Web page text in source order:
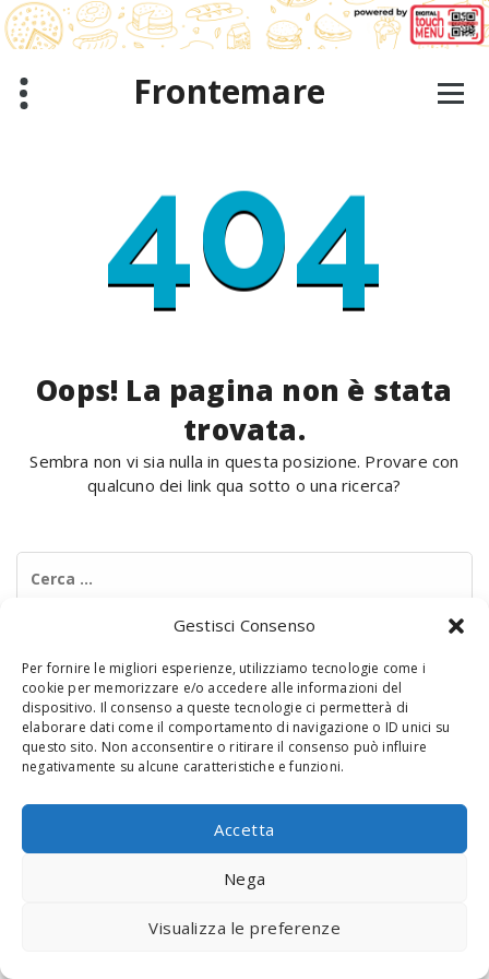
Gestisci Consenso
Per fornire le migliori esperienze, utilizziamo tecnologie come i
cookie per memorizzare e/o accedere alle informazioni del
dispositivo. Il consenso a queste tecnologie ci permetterà di
elaborare dati come il comportamento di navigazione o ID unici su
questo sito. Non acconsentire o ritirare il consenso può influire
negativamente su alcune caratteristiche e funzioni.
Accetta
Nega
Visualizza le preferenze
Salta
al
contenuto
Frontemare
404
Oops! La pagina non è stata
trovata.
Sembra non vi sia nulla in questa posizione. Provare con
qualcuno dei link qua sotto o una ricerca?
© 2020 Digital Touch Menu. Menu realizzato da